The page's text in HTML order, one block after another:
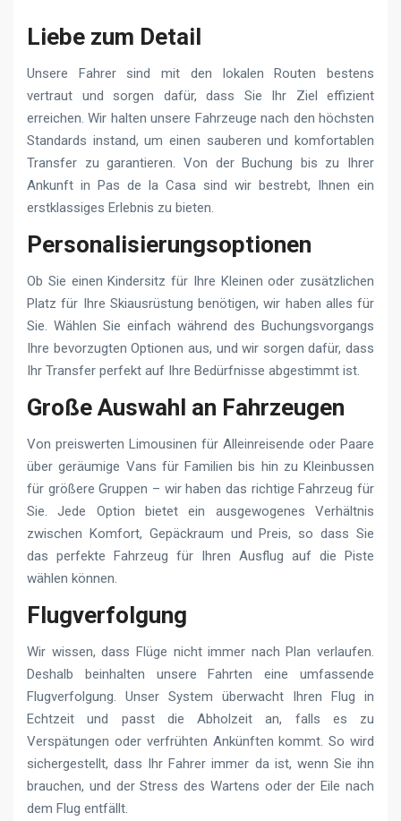
Liebe zum Detail
Unsere Fahrer sind mit den lokalen Routen bestens
vertraut und sorgen dafür, dass Sie Ihr Ziel effizient
erreichen. Wir halten unsere Fahrzeuge nach den höchsten
Standards instand, um einen sauberen und komfortablen
Transfer zu garantieren. Von der Buchung bis zu Ihrer
Ankunft in Pas de la Casa sind wir bestrebt, Ihnen ein
erstklassiges Erlebnis zu bieten.
Personalisierungsoptionen
Ob Sie einen Kindersitz für Ihre Kleinen oder zusätzlichen
Platz für Ihre Skiausrüstung benötigen, wir haben alles für
Sie. Wählen Sie einfach während des Buchungsvorgangs
Ihre bevorzugten Optionen aus, und wir sorgen dafür, dass
Ihr Transfer perfekt auf Ihre Bedürfnisse abgestimmt ist.
Große Auswahl an Fahrzeugen
Von preiswerten Limousinen für Alleinreisende oder Paare
über geräumige Vans für Familien bis hin zu Kleinbussen
für größere Gruppen – wir haben das richtige Fahrzeug für
Sie. Jede Option bietet ein ausgewogenes Verhältnis
zwischen Komfort, Gepäckraum und Preis, so dass Sie
das perfekte Fahrzeug für Ihren Ausflug auf die Piste
wählen können.
Flugverfolgung
Wir wissen, dass Flüge nicht immer nach Plan verlaufen.
Deshalb beinhalten unsere Fahrten eine umfassende
Flugverfolgung. Unser System überwacht Ihren Flug in
Echtzeit und passt die Abholzeit an, falls es zu
Verspätungen oder verfrühten Ankünften kommt. So wird
sichergestellt, dass Ihr Fahrer immer da ist, wenn Sie ihn
brauchen, und der Stress des Wartens oder der Eile nach
dem Flug entfällt.